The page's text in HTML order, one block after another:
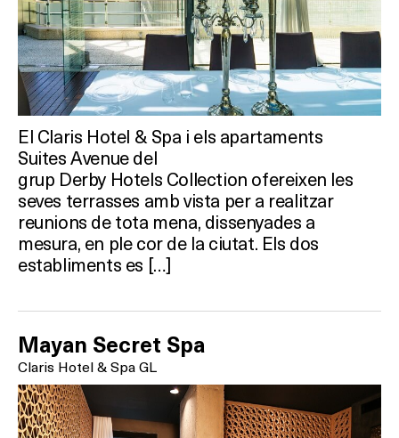
El Claris Hotel & Spa i els apartaments
Suites Avenue del
grup Derby Hotels Collection ofereixen les
seves terrasses amb vista per a realitzar
reunions de tota mena, dissenyades a
mesura, en ple cor de la ciutat. Els dos
establiments es […]
Mayan Secret Spa
Claris Hotel & Spa GL